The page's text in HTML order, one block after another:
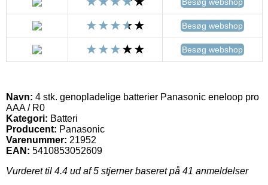
Besøg webshop
Besøg webshop
Navn: 4 stk. genopladelige batterier Panasonic eneloop pro
AAA / R0
Kategori: Batteri
Producent: Panasonic
Varenummer: 21952
EAN: 5410853052609
Vurderet til 4.4 ud af 5 stjerner baseret på 41 anmeldelser